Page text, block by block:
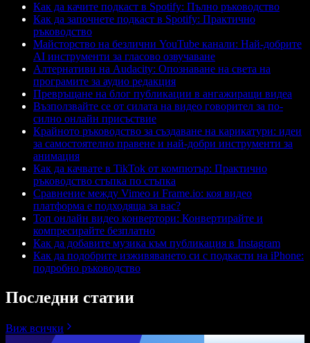
Как да качите подкаст в Spotify: Пълно ръководство
Как да започнете подкаст в Spotify: Практично
ръководство
Майсторство на безлични YouTube канали: Най-добрите
AI инструменти за гласово озвучаване
Алтернативи на Audacity: Oпознаване на света на
програмите за аудио редакция
Превръщане на блог публикации в ангажиращи видеа
Възползвайте се от силата на видео говорител за по-
силно онлайн присъствие
Крайното ръководство за създаване на карикатури: идеи
за самостоятелно правене и най-добри инструменти за
анимация
Как да качвате в TikTok от компютър: Практично
ръководство стъпка по стъпка
Сравнение между Vimeo и Frame.io: коя видео
платформа е подходяща за вас?
Топ онлайн видео конвертори: Конвертирайте и
компресирайте безплатно
Как да добавите музика към публикация в Instagram
Как да подобрите изживяването си с подкасти на iPhone:
подробно ръководство
Последни статии
Виж всички